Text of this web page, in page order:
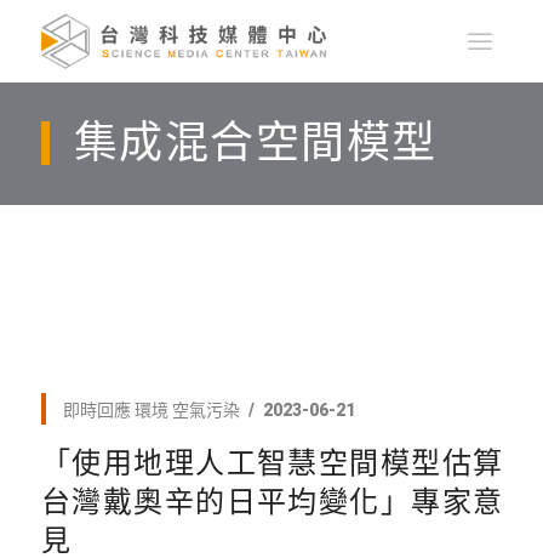
集成混合空間模型
即時回應 環境 空氣污染 2023-06-21
「使用地理人工智慧空間模型估算
台灣戴奧辛的日平均變化」專家意
見